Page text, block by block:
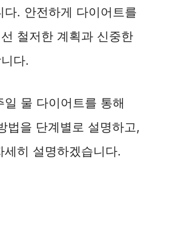
다. 안전하게 다이어트를
철저한 계획과 신중한
다.
일 물 다이어트를 통해
법을 단계별로 설명하고,
세히 설명하겠습니다.